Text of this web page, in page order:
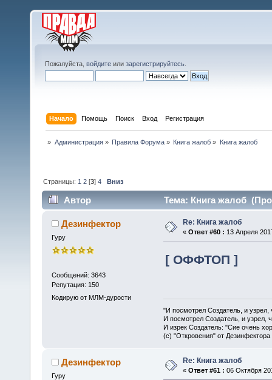
Пожалуйста, войдите или зарегистрируйтесь
Начало Помощь Поиск Вход Регистрация
» Администрация» Правила Форума» Книга жалоб » Книга жалоб
Страницы: 1 2 [3]4 Вниз
Автор Тема: Книга жалоб
Дезинфектор
Гуру
Сообщений: 3643
Репутация: 150
Кодирую от МЛМ-дурости
Re: Книга жалоб
« Ответ #60 : 13 Апреля
[ ОФФТОП ]
"И посмотрел Создатель, и
И посмотрел Создатель, и узрел,
И изрек Создатель: "Сие очень
(с) "Откровения" от Дезинфектора
Дезинфектор
Гуру
Re: Книга жалоб
« Ответ #61 : 06 Октября